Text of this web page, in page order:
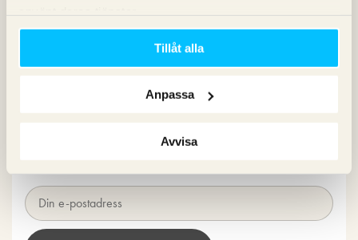
Tillåt alla
Anpassa
Avvisa
Kommentarsfältet är stängt.
Nyhetsbrev
senaste inom SEO, Google Ads och sociala